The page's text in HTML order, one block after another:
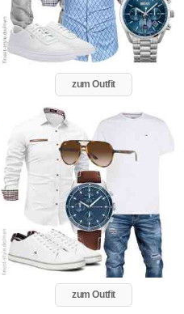
zum Outfit
zum Outfit